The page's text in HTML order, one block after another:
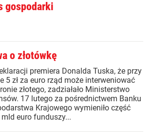
gospodarki
o złotówkę
premiera Donalda Tuska, że przy
5 zł za euro rząd może interweniować
złotego, zadziałało Ministerstwo
17 lutego za pośrednictwem Banku
Krajowego wymieniło część
mld euro funduszy...